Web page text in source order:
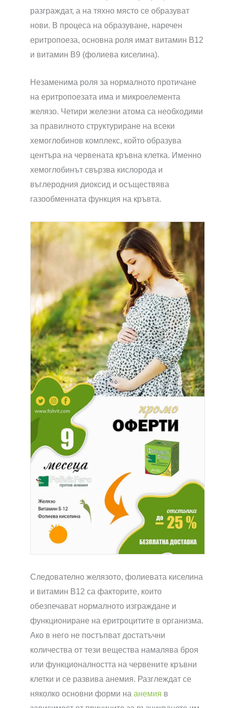
разграждат, а на тяхно място се образуват
нови. В процеса на образуване, наречен
еритропоеза, основна роля имат витамин B12
и витамин B9 (фолиева киселина).
Незаменима роля за нормалното протичане
на еритропоезата има и микроелемента
желязо. Четири железни атома са необходими
за правилното структуриране на всеки
хемоглобинов комплекс, който образува
центъра на червената кръвна клетка. Именно
хемоглобинът свързва кислорода и
въглеродния диоксид и осъществява
газообменната функция на кръвта.
Следователно желязото, фолиевата киселина
и витамин B12 са факторите, които
обезпечават нормалното изграждане и
функциониране на еритроцитите в организма.
Ако в него не постъпват достатъчни
количества от тези вещества намалява броя
или функционалността на червените кръвни
клетки и се развива анемия. Разглеждат се
няколко основни форми на анемия в